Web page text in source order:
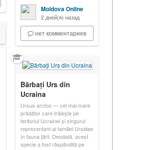
Moldova Online
2 дней(я) назад
нет комментариев
Bărbați Urs din
Ucraina
Ursus arctos — cel mai mare
prădător care trăiește pe
teritoriul Ucrainei și singurul
reprezentant al familiei Ursidae
în fauna țării. Deodată, acest
specie a fost răspândită pe